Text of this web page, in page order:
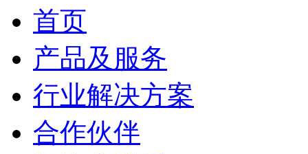
首页
产品及服务
行业解决方案
合作伙伴